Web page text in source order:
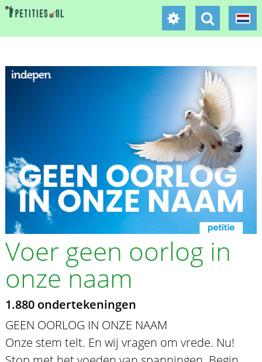
Voer geen oorlog in
onze naam
1.880 ondertekeningen
GEEN OORLOG IN ONZE NAAM
Onze stem telt. En wij vragen om vrede. Nu!